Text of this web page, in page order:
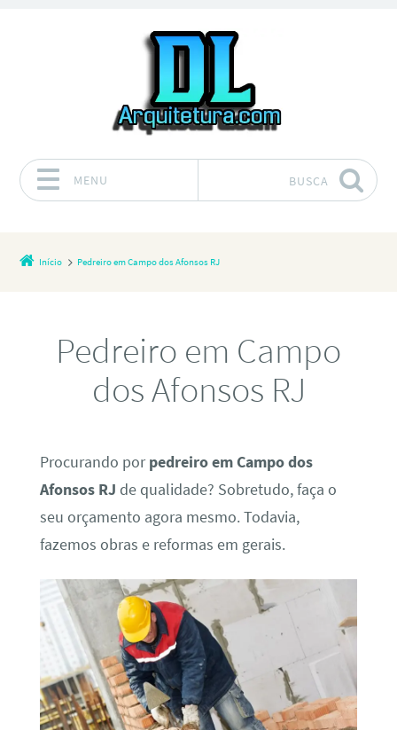
MENU BUSCA
Início Pedreiro em Campo dos Afonsos RJ
Pedreiro em Campo
dos Afonsos RJ
Procurando porpedreiro em Campo dos
Afonsos RJ de qualidade? Sobretudo, faça o
seu orçamento agora mesmo. Todavia,
fazemos obras e reformas em gerais.